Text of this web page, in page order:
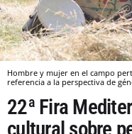
Hombre y mujer en el campo
referencia a la perspectiva de
22ª Fira
cultural sobre